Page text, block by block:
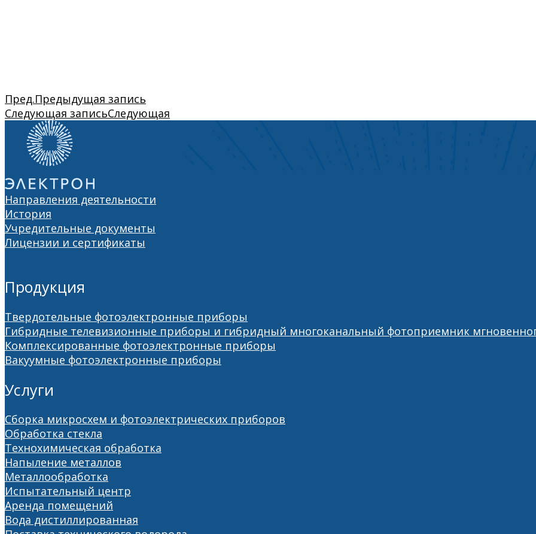
Пред.Предыдущая запись
Следующая записьСледующая
Направления деятельности
История
Учредительные документы
Лицензии и сертификаты
Продукция
Твердотельные фотоэлектронные приборы
Гибридные телевизионные приборы и гибридный многоканальный фотоприемник
Комплексированные фотоэлектронные приборы
Вакуумные фотоэлектронные приборы
Услуги
Сборка микросхем и фотоэлектрических приборов
Обработка стекла
Технохимическая обработка
Напыление металлов
Металлообработка
Испытательный центр
Аренда помещений
Вода дистиллированная